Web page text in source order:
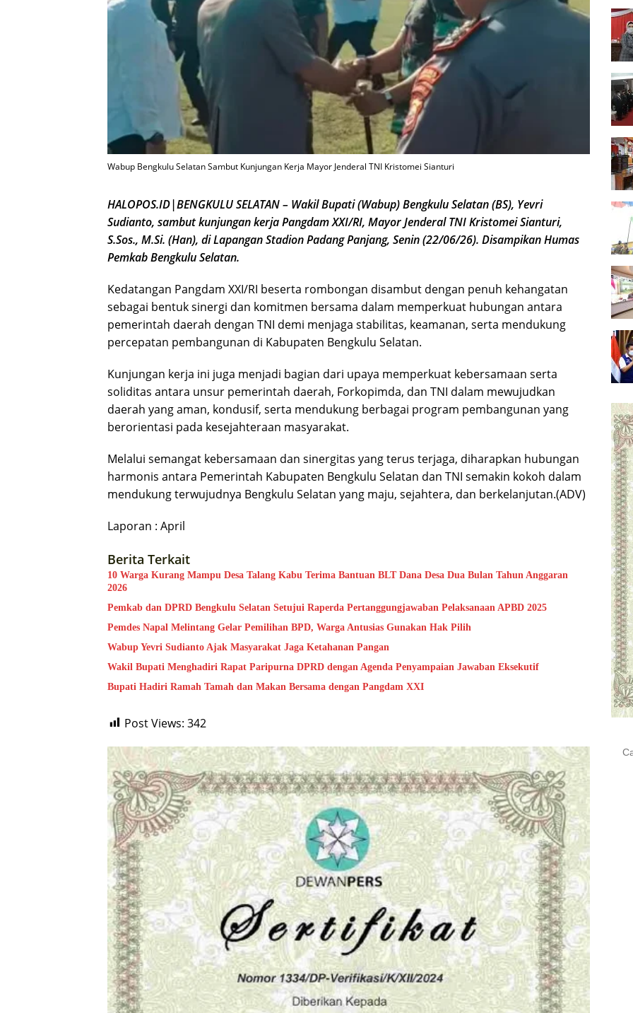
Wabup Bengkulu Selatan Sambut Kunjungan Kerja Mayor Jenderal TNI Kristomei Sianturi
HALOPOS.ID|BENGKULU SELATAN – Wakil Bupati (Wabup) Bengkulu Selatan (BS), Yevri
Sudianto, sambut kunjungan kerja Pangdam XXI/RI, Mayor Jenderal TNI Kristomei Sianturi,
S.Sos., M.Si. (Han), di Lapangan Stadion Padang Panjang, Senin (22/06/26). Disampikan Humas
Pemkab Bengkulu Selatan.
Kedatangan Pangdam XXI/RI beserta rombongan disambut dengan penuh kehangatan
sebagai bentuk sinergi dan komitmen bersama dalam memperkuat hubungan antara
pemerintah daerah dengan TNI demi menjaga stabilitas, keamanan, serta mendukung
percepatan pembangunan di Kabupaten Bengkulu Selatan.
Kunjungan kerja ini juga menjadi bagian dari upaya memperkuat kebersamaan serta
soliditas antara unsur pemerintah daerah, Forkopimda, dan TNI dalam mewujudkan
daerah yang aman, kondusif, serta mendukung berbagai program pembangunan yang
berorientasi pada kesejahteraan masyarakat.
Melalui semangat kebersamaan dan sinergitas yang terus terjaga, diharapkan hubungan
harmonis antara Pemerintah Kabupaten Bengkulu Selatan dan TNI semakin kokoh dalam
mendukung terwujudnya Bengkulu Selatan yang maju, sejahtera, dan berkelanjutan.(ADV)
Laporan : April
Berita Terkait
10 Warga Kurang Mampu Desa Talang Kabu Terima Bantuan BLT Dana Desa Dua Bulan Tahun Anggaran
2026
Pemkab dan DPRD Bengkulu Selatan Setujui Raperda Pertanggungjawaban Pelaksanaan APBD 2025
Pemdes Napal Melintang Gelar Pemilihan BPD, Warga Antusias Gunakan Hak Pilih
Wabup Yevri Sudianto Ajak Masyarakat Jaga Ketahanan Pangan
Wakil Bupati Menghadiri Rapat Paripurna DPRD dengan Agenda Penyampaian Jawaban Eksekutif
Bupati Hadiri Ramah Tamah dan Makan Bersama dengan Pangdam XXI
Post Views: 342